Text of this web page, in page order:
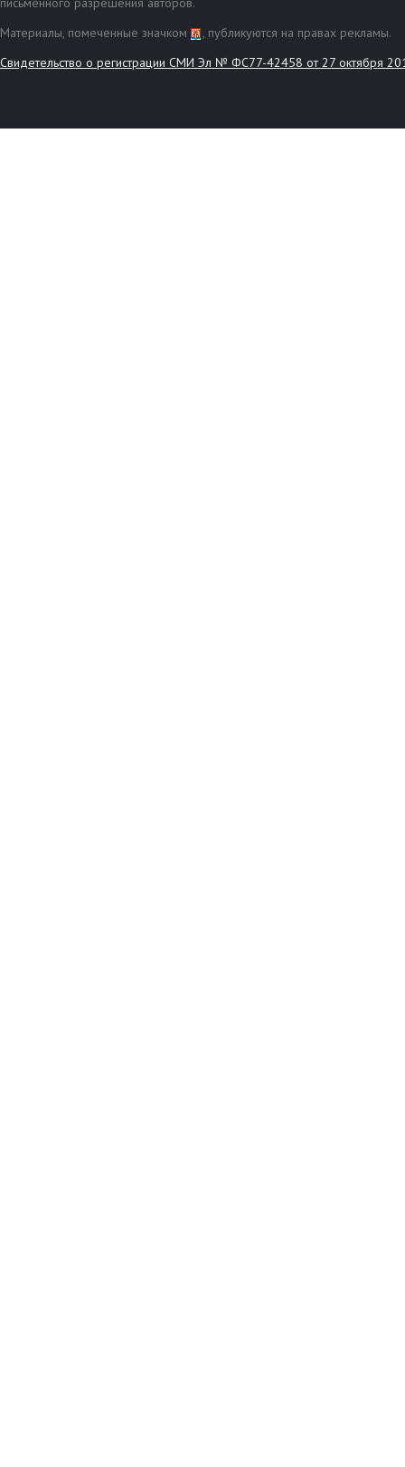
Материалы, помеченные значком
, публикуются на правах рекламы.
Свидетельство о регистрации СМИ Эл № ФС77-42458 от 27 октября